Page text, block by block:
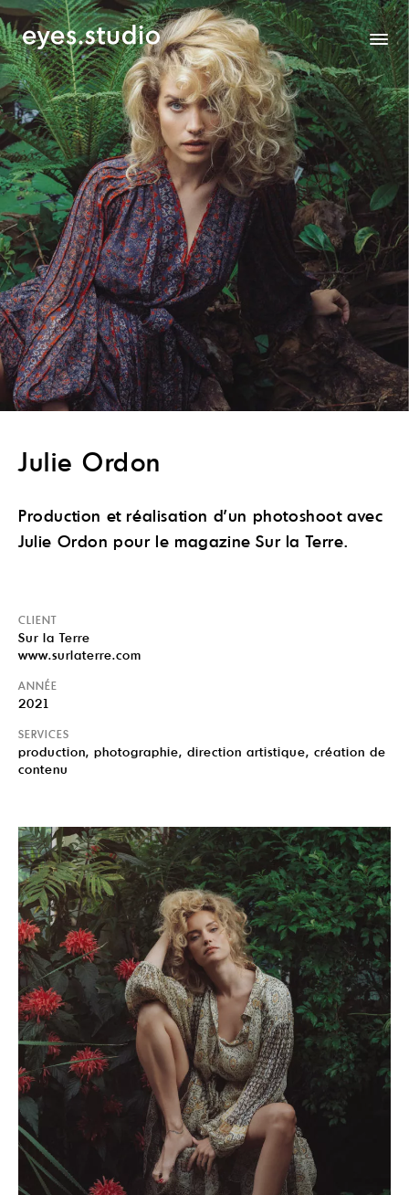
Julie Ordon
Production et réalisation d’un photoshoot avec
Julie Ordon pour le magazine Sur la Terre.
CLIENT
Sur la Terre
www.surlaterre.com
ANNÉE
2021
SERVICES
production, photographie, direction artistique, création de
contenu